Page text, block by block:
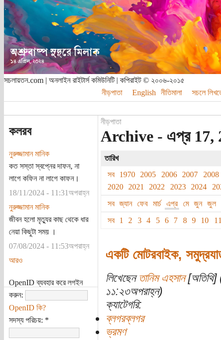
সচলায়তন.com | অনলাইন রাইটার্স কমিউনিটি | কপিরাইট © ২০০৬-২০১৫
নীড়পাতা
English নীতিমালা সচলে
কলরব
নুরুজ্জামান মানিক
কত সস্তা স্বপ্নের দাফন, না
লাগে কফিন না লাগে কাফন।
18/11/2024 - 11:31অপরাহ্ন
নুরুজ্জামান মানিক
জীবন হলো মৃত্যুর কাছ থেকে ধার
নেয়া কিছুটা সময় ।
07/08/2024 - 11:53অপরাহ্ন
আরও
OpenID ব্যবহার করে লগইন
করুন:
OpenID কি?
সদস্য পরিচয়: *
নীড়পাতা
Archive - এপ্র 17,
তারিখ
সব
1970 2005 2006 2007
2008
2020
2021 2022 2023 2024
সব
জ্যান ফেব মার্চ এপ্র মে জুন
জুল
সব
1 2 3 4 5 6 7 8 9 10
একটি মোটরবাইক,
লিখেছেন তানিম এহসান[অতিথি]
১১:২৩অপরাহ্ন)
ক্যাটেগরি:
ব্লগরব্লগর
ভ্রমণ